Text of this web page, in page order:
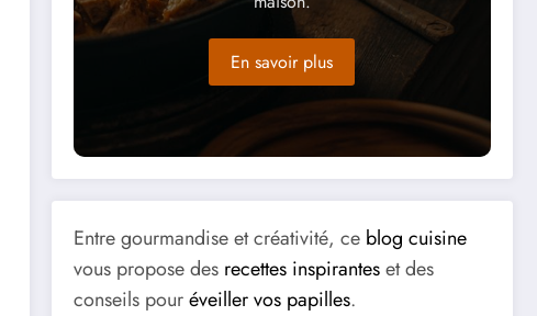
En savoir plus
Entre gourmandise et créativité, ce blog cuisine
vous propose des recettes inspiranteset des
conseils pouréveiller vos papilles.